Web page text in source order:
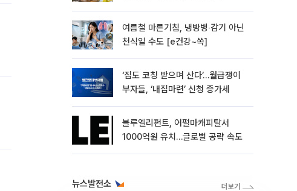
여름철 마른기침, 냉방병‧감기 아닌
천식일 수도 [e건강~쏙]
‘집도 코칭 받으며 산다’…월급쟁이
부자들, ‘내집마련’ 신청 증가세
블루엘리펀트, 어펄마캐피탈서
1000억원 유치…글로벌 공략 속도
뉴스발전소